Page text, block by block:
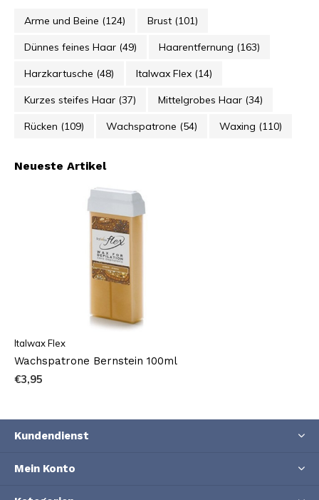
Arme und Beine (124) Brust (101)
Dünnes feines Haar (49) Haarentfernung (163)
Harzkartusche (48) Italwax Flex (14)
Kurzes steifes Haar (37) Mittelgrobes Haar (34)
Rücken (109) Wachspatrone (54) Waxing (110)
Neueste Artikel
Italwax Flex
Wachspatrone Bernstein 100ml
€3,95
Kundendienst
Mein Konto